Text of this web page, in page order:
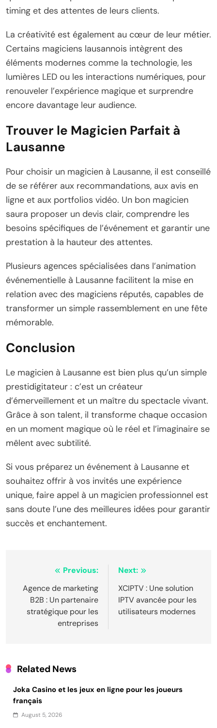
timing et des attentes de leurs clients.
La créativité est également au cœur de leur métier.
Certains magiciens lausannois intègrent des
éléments modernes comme la technologie, les
lumières LED ou les interactions numériques, pour
renouveler l’expérience magique et surprendre
encore davantage leur audience.
Trouver le Magicien Parfait à
Lausanne
Pour choisir un magicien à Lausanne, il est conseillé
de se référer aux recommandations, aux avis en
ligne et aux portfolios vidéo. Un bon magicien
saura proposer un devis clair, comprendre les
besoins spécifiques de l’événement et garantir une
prestation à la hauteur des attentes.
Plusieurs agences spécialisées dans l’animation
événementielle à Lausanne facilitent la mise en
relation avec des magiciens réputés, capables de
transformer un simple rassemblement en une fête
mémorable.
Conclusion
Le magicien à Lausanne est bien plus qu’un simple
prestidigitateur : c’est un créateur
d’émerveillement et un maître du spectacle vivant.
Grâce à son talent, il transforme chaque occasion
en un moment magique où le réel et l’imaginaire se
mêlent avec subtilité.
Si vous préparez un événement à Lausanne et
souhaitez offrir à vos invités une expérience
unique, faire appel à un magicien professionnel est
sans doute l’une des meilleures idées pour garantir
succès et enchantement.
navigation
Previous:
Agence de marketing
B2B : Un partenaire
stratégique pour les
entreprises
Next:
XCIPTV : Une solution
IPTV avancée pour les
utilisateurs modernes
Related News
Joka Casino et les jeux en ligne pour les joueurs
français
August 5, 2026